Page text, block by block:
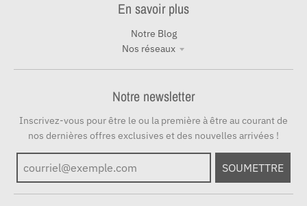
En savoir plus
Notre Blog
Nos réseaux
Notre newsletter
Inscrivez-vous pour être le ou la première à être au courant de
nos dernières offres exclusives et des nouvelles arrivées !
SOUMETTRE